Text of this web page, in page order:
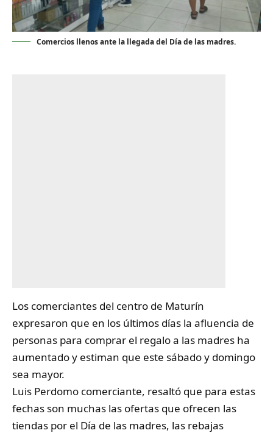
Comercios llenos ante la llegada del Día de las madres.
Los comerciantes del centro de Maturín
expresaron que en los últimos días la afluencia de
personas para comprar el regalo a las madres ha
aumentado y estiman que este sábado y domingo
sea mayor.
Luis Perdomo comerciante, resaltó que para estas
fechas son muchas las ofertas que ofrecen las
tiendas por el Día de las madres, las rebajas